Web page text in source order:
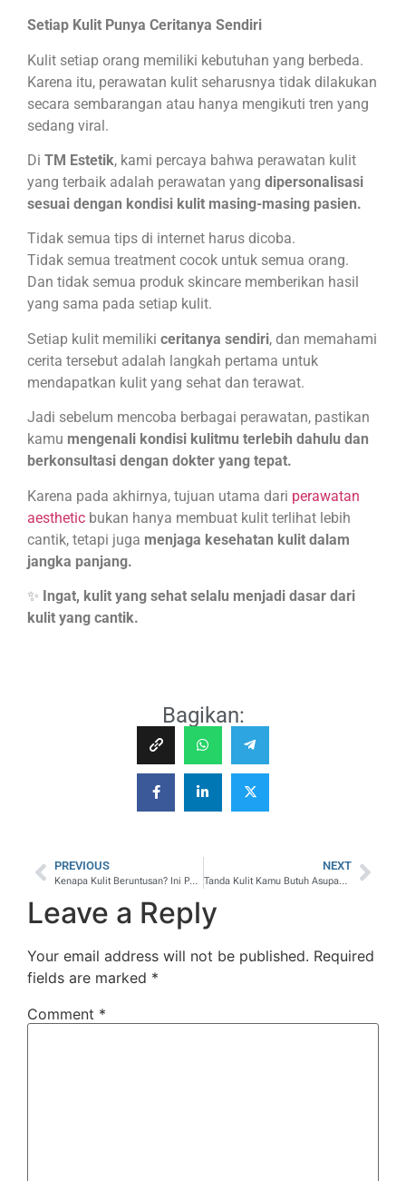
Setiap Kulit Punya Ceritanya Sendiri
Kulit setiap orang memiliki kebutuhan yang berbeda.
Karena itu, perawatan kulit seharusnya tidak dilakukan
secara sembarangan atau hanya mengikuti tren yang
sedang viral.
Di TM Estetik, kami percaya bahwa perawatan kulit
yang terbaik adalah perawatan yang dipersonalisasi
sesuai dengan kondisi kulit masing-masing pasien.
Tidak semua tips di internet harus dicoba.
Tidak semua treatment cocok untuk semua orang.
Dan tidak semua produk skincare memberikan hasil
yang sama pada setiap kulit.
Setiap kulit memiliki ceritanya sendiri, dan memahami
cerita tersebut adalah langkah pertama untuk
mendapatkan kulit yang sehat dan terawat.
Jadi sebelum mencoba berbagai perawatan, pastikan
kamu mengenali kondisi kulitmu terlebih dahulu dan
berkonsultasi dengan dokter yang tepat.
Karena pada akhirnya, tujuan utama dari perawatan
aesthetic bukan hanya membuat kulit terlihat lebih
cantik, tetapi juga menjaga kesehatan kulit dalam
jangka panjang.
✨ Ingat, kulit yang sehat selalu menjadi dasar dari
kulit yang cantik.
Bagikan:
PREVIOUS
Kenapa Kulit Beruntusan? Ini Penyebab dan Cara Mengatasinya dengan Tepat
NEXT
Tanda Kulit Kamu Butuh Asupan Nutrisi Tambahan – Kenali Sebelum Terlambat!
Leave a Reply
Your email address will not be published. Required
fields are marked *
Comment *